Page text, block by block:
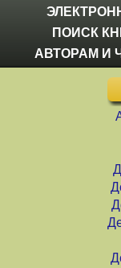
ПОИСК
АВТОРАМ И